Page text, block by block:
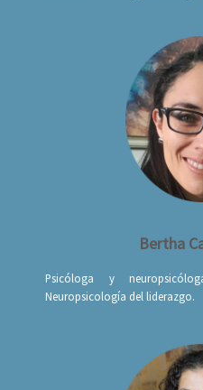
Bertha
Psicóloga y
Neuropsicología del liderazgo.